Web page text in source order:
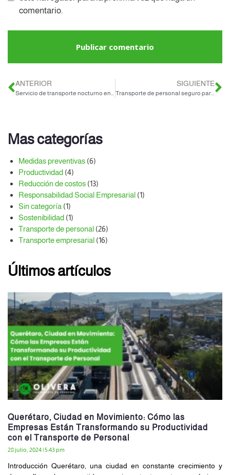
comentario.
ANTERIOR SIGUIENTE
Transporte de personal seguro para parques industriales en Querétaro
Mas categorías
Medidas preventivas(6)
Productividad(4)
Reducción de costos(13)
Responsabilidad Social Empresarial(1)
Sin categoría(1)
Sostenibilidad(1)
Transporte de personal(26)
Transporte empresarial(16)
Últimos artículos
Querétaro, Ciudad en Movimiento: Cómo las
Empresas Están Transformando su Productividad
con el Transporte de Personal
28 julio, 2024 5:43 pm
Introducción Querétaro, una ciudad en constante crecimiento y